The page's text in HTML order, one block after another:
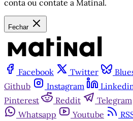
conta ou contate a Matinal.
Fechar
Facebook Twitter
Github
Instagram
Pinterest
Reddit Telegram
Whatsapp
Youtube